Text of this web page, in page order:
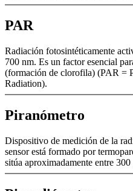
PAR
Radiación fotosintéticamente
700 nm. Es un factor esencial
(formación de clorofila) (PAR =
Radiation).
Piranómetro
Dispositivo de medición de la
sensor está formado por
sitúa aproximadamente entre